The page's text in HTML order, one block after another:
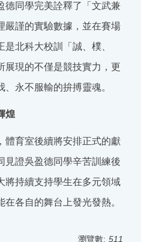
德同學完美詮釋了「文武兼
嚴謹的實驗數據，並在賽場
是北科大校訓「誠、樸、
展現的不僅是競技實力，更
永不服輸的拚搏靈魂。
煌
體育室後續將安排正式的獻
見證吳盈德同學辛苦訓練後
將持續支持學生在多元領域
各自的舞台上發光發熱。
瀏覽數: 511